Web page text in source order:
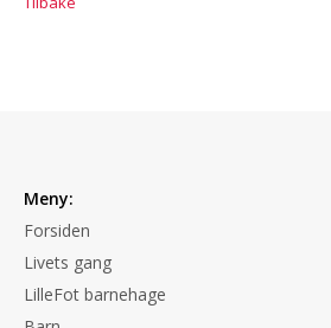
Meny:
Forsiden
Livets gang
LilleFot barnehage